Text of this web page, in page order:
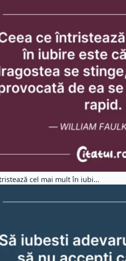
cel mai mult în iubi...